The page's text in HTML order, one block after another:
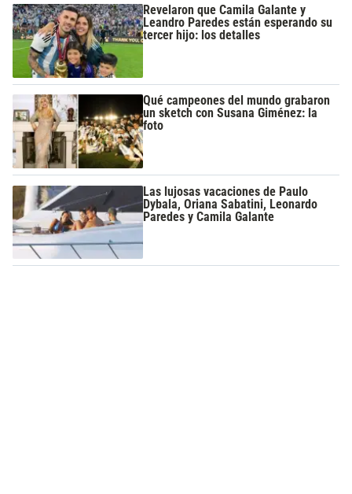
Revelaron que Camila Galante y
Leandro Paredes están esperando su
tercer hijo: los detalles
Qué campeones del mundo grabaron
un sketch con Susana Giménez: la
foto
Las lujosas vacaciones de Paulo
Dybala, Oriana Sabatini, Leonardo
Paredes y Camila Galante